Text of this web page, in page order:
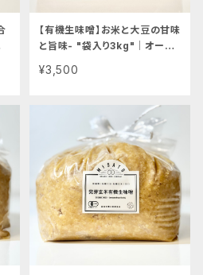
【有機生味噌】お米と大豆の甘味
と旨味- "袋入り3kg"│オーガ
味料
¥3,500